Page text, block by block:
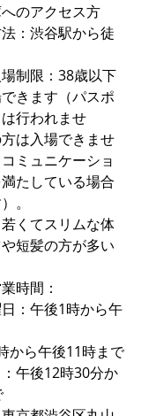
へのアクセス方
：渋谷駅から徒
場制限：38歳以下
きます（パスポ
行われませ
は入場できませ
ミュニケーショ
たしている場合
。
若くてスリムな体
短髪の方が多い
時間：
：午後1時から午
から午後11時まで
午後12時30分か